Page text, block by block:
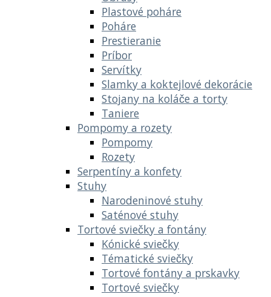
Plastové poháre
Poháre
Prestieranie
Príbor
Servítky
Slamky a koktejlové dekorácie
Stojany na koláče a torty
Taniere
Pompomy a rozety
Pompomy
Rozety
Serpentíny a konfety
Stuhy
Narodeninové stuhy
Saténové stuhy
Tortové sviečky a fontány
Kónické sviečky
Tématické sviečky
Tortové fontány a prskavky
Tortové sviečky